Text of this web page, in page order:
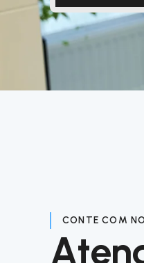
CONTE COM